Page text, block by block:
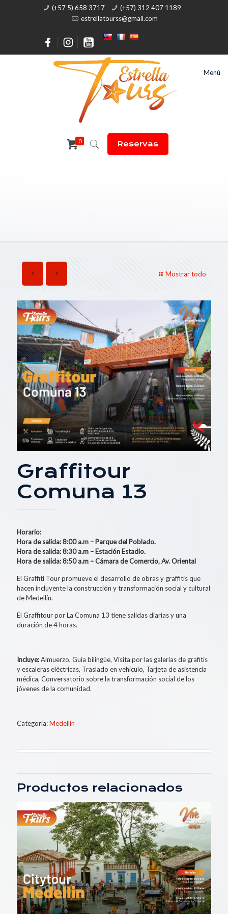
(+57 5) 658 3717
(+57) 312 407 1189
estrellatourss@gmail.com
Menú
0 Reservas
Mostrar todo
Graffitour
Comuna 13
Horario:
Hora de salida: 8:00 a.m – Parque del Poblado.
Hora de salida: 8:30 a.m – Estación Estadio.
Hora de salida: 8:50 a.m – Cámara de Comercio, Av. Oriental
El Graffiti Tour promueve el desarrollo de obras y graffitis que
hacen incluyente la construcción y transformación social y cultural
de Medellín.
El Graffitour por La Comuna 13 tiene salidas diarias y una
duración de 4 horas.
Incluye:Almuerzo, Guía bilingüe, Visita por las galerías de grafitis
y escaleras eléctricas, Traslado en vehículo, Tarjeta de asistencia
médica, Conversatorio sobre la transformación social de los
jóvenes de la comunidad.
Categoría:Medellin
Productos relacionados